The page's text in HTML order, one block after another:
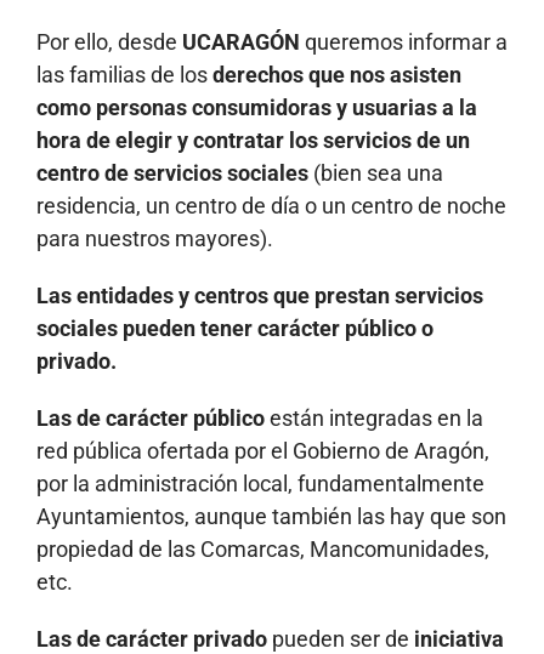
Por ello, desde UCARAGÓN queremos informar a
las familias de losderechos que nos asisten
como personas consumidoras y usuarias a la
hora de elegir y contratar los servicios de un
centro de servicios sociales (bien sea una
residencia, un centro de día o un centro de noche
para nuestros mayores).
Las entidades y centros que prestan servicios
sociales pueden tener carácter público o
privado.
Las de carácter públicoestán integradas en la
red pública ofertada por el Gobierno de Aragón,
por la administración local, fundamentalmente
Ayuntamientos, aunque también las hay que son
propiedad de las Comarcas, Mancomunidades,
etc.
Las de carácter privado pueden ser de iniciativa